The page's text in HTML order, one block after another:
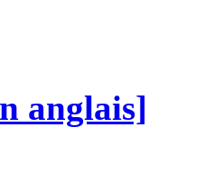
anglais]